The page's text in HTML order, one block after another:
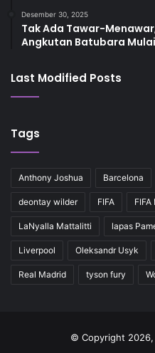
Desember 30, 2025
Tak Ada Tawar-
Angkutan Batubara
Last Modified Posts
Tags
Anthony Joshua Barcelona
deontay wilder FIFA
LaNyalla Mattalitti lapas
Liverpool Oleksandr Usyk
Real Madrid tyson fury
© Copyright 2026,